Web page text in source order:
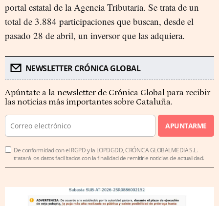
portal estatal de la Agencia Tributaria. Se trata de un
total de 3.884 participaciones que buscan, desde el
pasado 28 de abril, un inversor que las adquiera.
NEWSLETTER CRÓNICA GLOBAL
Apúntate a la newsletter de Crónica Global para recibir
las noticias más importantes sobre Cataluña.
APUNTARME
De conformidad con el RGPD y la LOPDGDD, CRÓNICA GLOBALMEDIA S.L.
tratará los datos facilitados con la finalidad de remitirle noticias de actualidad.